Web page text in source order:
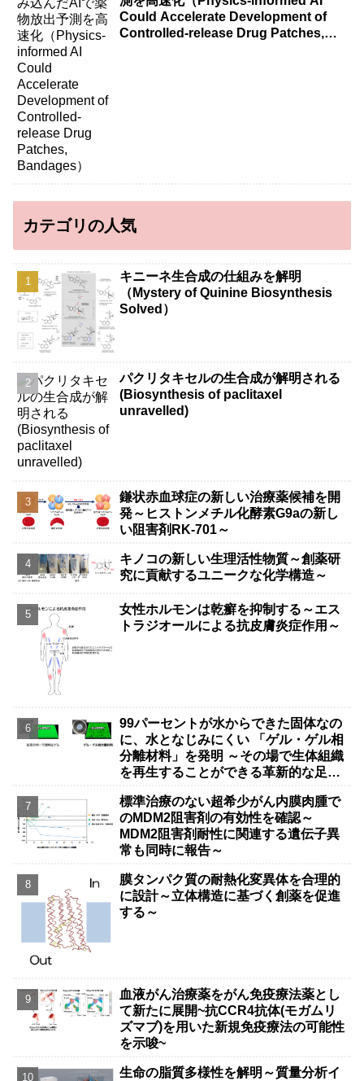
Could Accelerate Development of
Controlled-release Drug Patches,
カテゴリの人気
キニーネ生合成の仕組みを解明
（Mystery of Quinine Biosynthesis
Solved）
パクリタキセルの生合成が解明される
(Biosynthesis of paclitaxel
unravelled)
鎌状赤血球症の新しい治療薬候補を開
発～ヒストンメチル化酵素G9aの新し
い阻害剤RK-701～
キノコの新しい生理活性物質～創薬研
究に貢献するユニークな化学構造～
女性ホルモンは乾癬を抑制する～エス
トラジオールによる抗皮膚炎症作用～
99パーセントが水からできた固体なの
に、水となじみにくい 「ゲル・ゲル相
分離材料」を発明 ～その場で生体組織
を再生することができる革新的な足場
標準治療のない超希少がん内膜肉腫で
のMDM2阻害剤の有効性を確認～
MDM2阻害剤耐性に関連する遺伝子異
常も同時に報告～
膜タンパク質の耐熱化変異体を合理的
に設計～立体構造に基づく創薬を促進
する～
血液がん治療薬をがん免疫療法薬とし
て新たに展開~抗CCR4抗体(モガムリ
ズマブ)を用いた新規免疫療法の可能性
を示唆~
生命の脂質多様性を解明～質量分析イ